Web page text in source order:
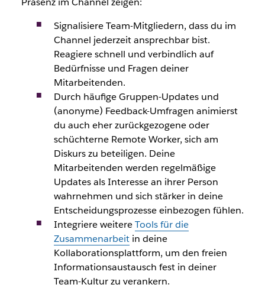
Signalisiere Team-Mitgliedern, dass du im
Channel jederzeit ansprechbar bist.
Reagiere schnell und verbindlich auf
Bedürfnisse und Fragen deiner
Mitarbeitenden.
Durch häufige Gruppen-Updates und
(anonyme) Feedback-Umfragen animierst
du auch eher zurückgezogene oder
schüchterne Remote Worker, sich am
Diskurs zu beteiligen. Deine
Mitarbeitenden werden regelmäßige
Updates als Interesse an ihrer Person
wahrnehmen und sich stärker in deine
Entscheidungsprozesse einbezogen fühlen.
Integriere weitereTools für die
Zusammenarbeitin deine
Kollaborationsplattform, um den freien
Informationsaustausch fest in deiner
Team-Kultur zu verankern.